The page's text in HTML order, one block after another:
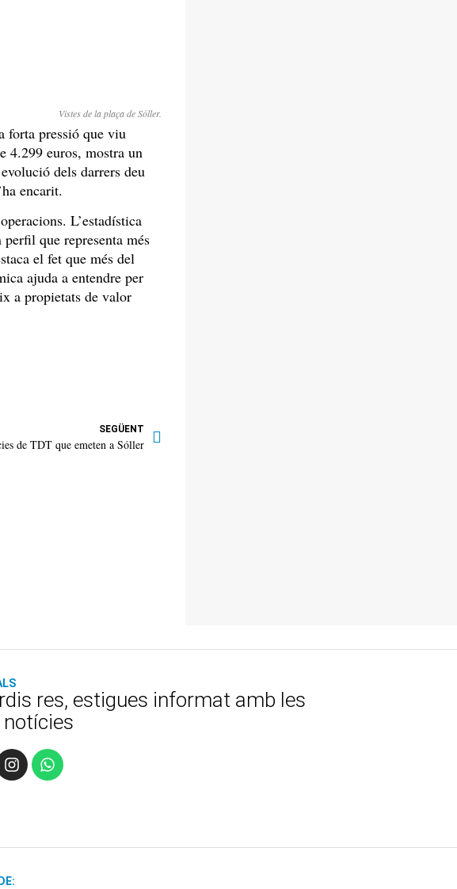
Vistes de la plaça de Sóller.
forta pressió que viu
4.299 euros, mostra un
dels darrers deu
encarit.
L’estadística
que representa més
el fet que més del
ajuda a entendre per
a propietats de valor
SEGÜENT
de TDT que emeten a Sóller
res, estigues informat amb les